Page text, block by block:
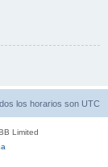
los horarios son UTC
Limited